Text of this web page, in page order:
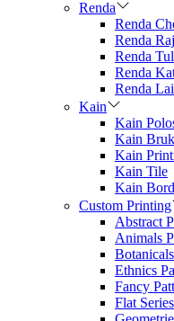
Renda
Renda
Renda
Renda
Renda
Renda
Kain
Kain
Kain
Kain
Kain Tile
Kain
Custom Printing
Abstract
Animals
Ethnics
Fancy
Flat Series